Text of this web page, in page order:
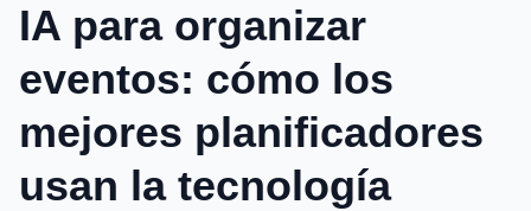
IA para organizar
eventos: cómo los
mejores planificadores
usan la tecnología